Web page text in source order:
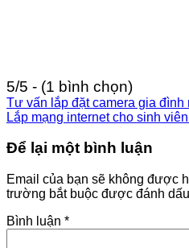
5/5 - (1 bình chọn)
Tư vấn lắp đặt camera gia đình
Lắp mạng internet cho sinh
Để lại một bình luận
Email của bạn sẽ không được
trường bắt buộc được đánh dấu
Bình luận *